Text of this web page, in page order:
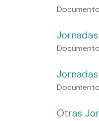
Otras